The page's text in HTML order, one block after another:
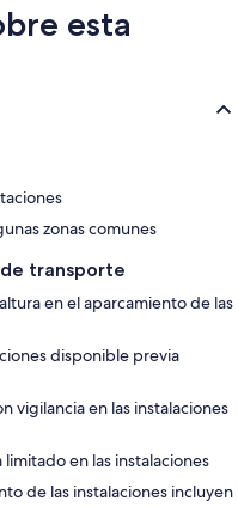
esta
zonas comunes
transporte
en el aparcamiento de las
disponible previa
vigilancia en las instalaciones
en las instalaciones
de las instalaciones incluyen